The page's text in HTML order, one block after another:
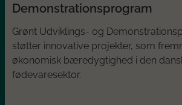
Demonstrationsprogram
Grønt Udviklings- og
støtter innovative projekter, som
økonomisk bæredygtighed i den
fødevaresektor.